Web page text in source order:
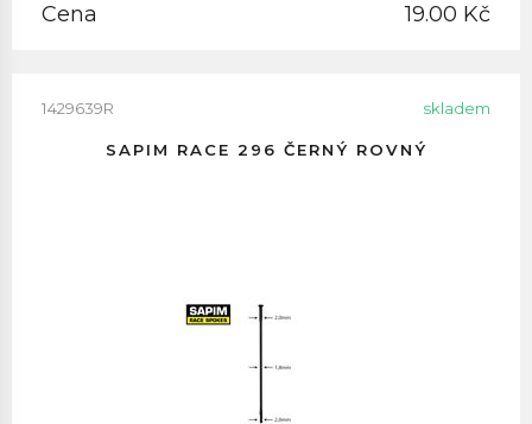
Cena 19.00 Kč
1429639R skladem
SAPIM RACE 296 ČERNÝ ROVNÝ